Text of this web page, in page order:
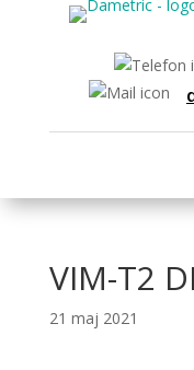
VIM-T2
21 maj 2021